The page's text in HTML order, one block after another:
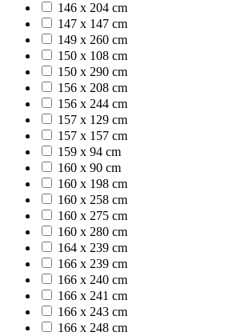
146 x 204 cm
147 x 147 cm
149 x 260 cm
150 x 108 cm
150 x 290 cm
156 x 208 cm
156 x 244 cm
157 x 129 cm
157 x 157 cm
159 x 94 cm
160 x 90 cm
160 x 198 cm
160 x 258 cm
160 x 275 cm
160 x 280 cm
164 x 239 cm
166 x 239 cm
166 x 240 cm
166 x 241 cm
166 x 243 cm
166 x 248 cm